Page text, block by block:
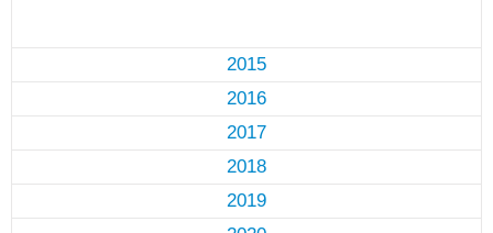
2015
2016
2017
2018
2019